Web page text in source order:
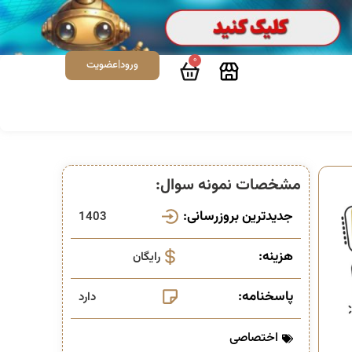
0 ورود|عضویت
مشخصات نمونه سوال:
جدیدترین بروزرسانی: 1403
هزینه: رایگان
پاسخنامه: دارد
اختصاصی